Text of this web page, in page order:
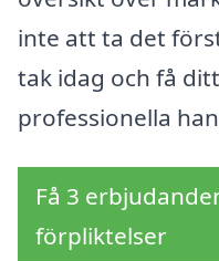
inte att ta det
tak idag och få
professionella
Få 3
förpliktelser